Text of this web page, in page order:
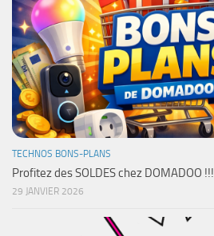
TECHNOS BONS-PLANS
Profitez des SOLDES chez DOMADOO !!!
29 JANVIER 2026